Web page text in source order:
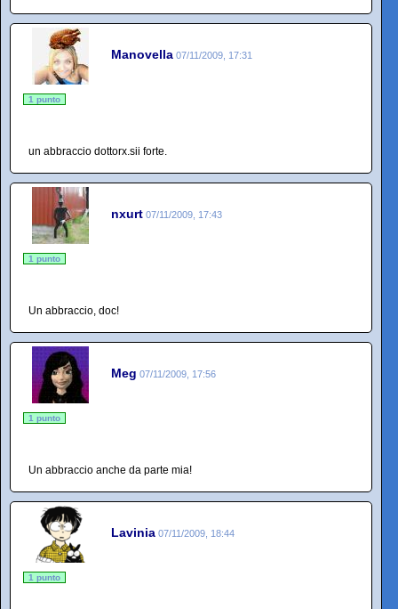
Manovella 07/11/2009, 17:31
1 punto
un abbraccio dottorx.sii forte.
nxurt 07/11/2009, 17:43
1 punto
Un abbraccio, doc!
Meg 07/11/2009, 17:56
1 punto
Un abbraccio anche da parte mia!
Lavinia 07/11/2009, 18:44
1 punto